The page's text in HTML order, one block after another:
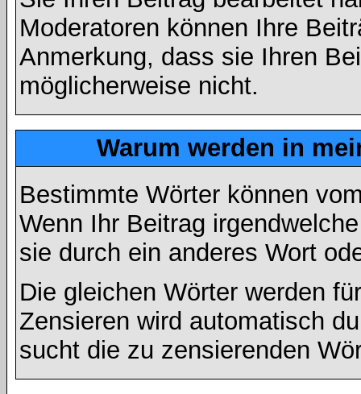
Moderatoren können Ihre
Anmerkung, dass sie Ihren
möglicherweise nicht.
Warum werden in
Bestimmte Wörter können
Wenn Ihr Beitrag
sie durch ein anderes Wort
Die gleichen Wörter werden
Zensieren wird automatisch
sucht die zu zensierenden